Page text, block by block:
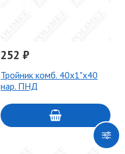
252 ₽
Тройник комб. 40х1"х40
нар. ПНД